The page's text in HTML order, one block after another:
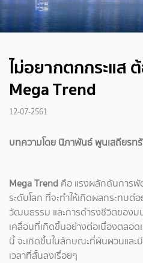
ไม่อยากตกกระแส
Mega Trend
12-07-2561
บทความโดย นิภาพันธ์ พูนเสถียรท
Mega Trend คือ แรงผลักดันการ
ระดับโลก ที่จะทำให้เกิดผลกระทบ
วัฒนธรรม และการดำรงชีวิตของม
เคลื่อนที่เกิดขึ้นอย่างต่อเนื่องตลอด
นี้ จะเกิดขึ้นในลักษณะที่ผันผวนและ
เวลาที่สั้นลงเรื่อยๆ